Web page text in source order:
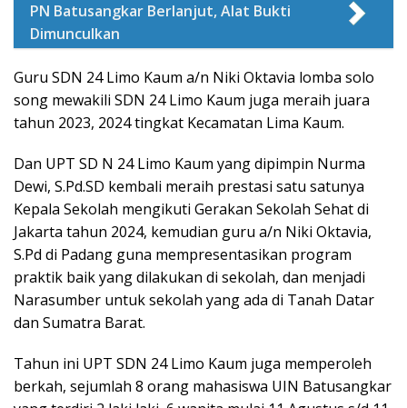
PN Batusangkar Berlanjut, Alat Bukti
Dimunculkan
Guru SDN 24 Limo Kaum a/n Niki Oktavia lomba solo
song mewakili SDN 24 Limo Kaum juga meraih juara
tahun 2023, 2024 tingkat Kecamatan Lima Kaum.
Dan UPT SD N 24 Limo Kaum yang dipimpin Nurma
Dewi, S.Pd.SD kembali meraih prestasi satu satunya
Kepala Sekolah mengikuti Gerakan Sekolah Sehat di
Jakarta tahun 2024, kemudian guru a/n Niki Oktavia,
S.Pd di Padang guna mempresentasikan program
praktik baik yang dilakukan di sekolah, dan menjadi
Narasumber untuk sekolah yang ada di Tanah Datar
dan Sumatra Barat.
Tahun ini UPT SDN 24 Limo Kaum juga memperoleh
berkah, sejumlah 8 orang mahasiswa UIN Batusangkar